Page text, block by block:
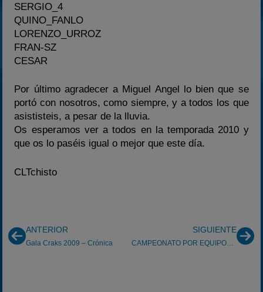
SERGIO_4
QUINO_FANLO
LORENZO_URROZ
FRAN-SZ
CESAR
Por último agradecer a Miguel Angel lo bien que se
portó con nosotros, como siempre, y a todos los que
asististeis, a pesar de la lluvia.
Os esperamos ver a todos en la temporada 2010 y
que os lo paséis igual o mejor que este día.
CLTchisto
ANTERIOR
Gala Craks 2009 – Crónica
SIGUIENTE
CAMPEONATO POR EQUIPOS CRAKS CATALUÑA